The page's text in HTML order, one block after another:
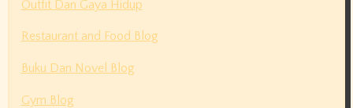
Outfit Dan Gaya Hidup
Restaurant and Food Blog
Buku Dan Novel Blog
Gym Blog